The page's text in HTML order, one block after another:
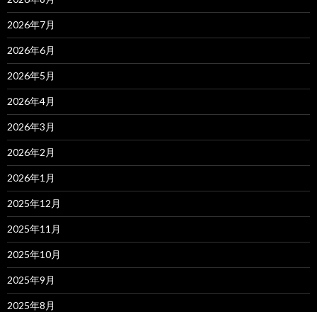
2026年7月
2026年6月
2026年5月
2026年4月
2026年3月
2026年2月
2026年1月
2025年12月
2025年11月
2025年10月
2025年9月
2025年8月